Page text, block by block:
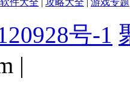
软件大全 | 攻略大全 | 游戏专题
号-1
|